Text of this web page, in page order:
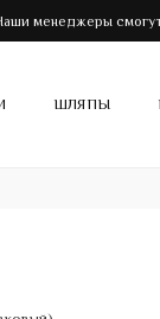
менеджеры
ШЛЯПЫ